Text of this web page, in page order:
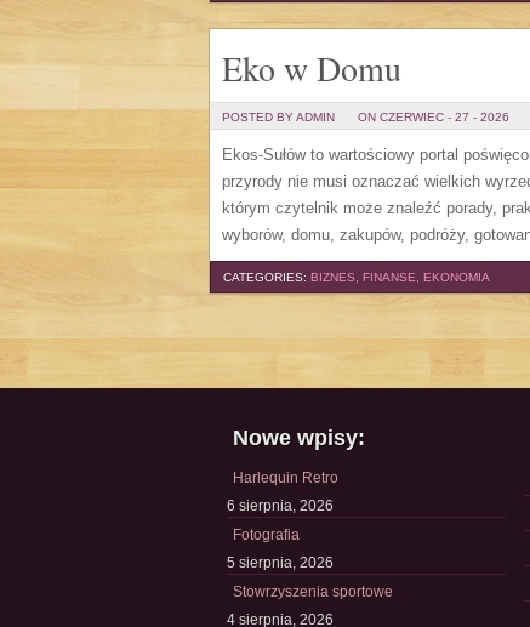
Eko w Domu
POSTED BY ADMIN ON CZERWIEC - 27 - 2026
Ekos-Sułów to wartościowy portal
przyrody nie musi oznaczać wielkich
którym czytelnik może znaleźć porady,
wyborów, domu, zakupów, podróży,
CATEGORIES: BIZNES, FINANSE, EKONOMIA
Nowe wpisy:
Harlequin Retro
6 sierpnia, 2026
Fotografia
5 sierpnia, 2026
Stowrzyszenia sportowe
4 sierpnia, 2026